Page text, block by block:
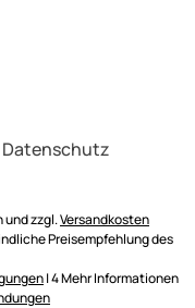
Datenschutz
und zzgl.Versandkosten
Preisempfehlung des
| 4 Mehr Informationen